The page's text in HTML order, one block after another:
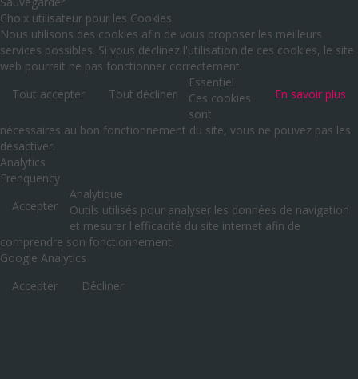
Choix utilisateur pour les Cookies
Nous utilisons des cookies afin de vous proposer les meilleurs
services possibles. Si vous déclinez l'utilisation de ces cookies, le site
web pourrait ne pas fonctionner correctement.
Tout accepter
Tout décliner En savoir plus
Essentiel
Ces cookies
sont
nécessaires au bon fonctionnement du site, vous ne pouvez pas les
désactiver.
Analytics
Frenquency
Accepter
Analytique
Outils utilisés pour analyser les données de navigation
et mesurer l'efficacité du site internet afin de
comprendre son fonctionnement.
Google Analytics
Accepter
Décliner